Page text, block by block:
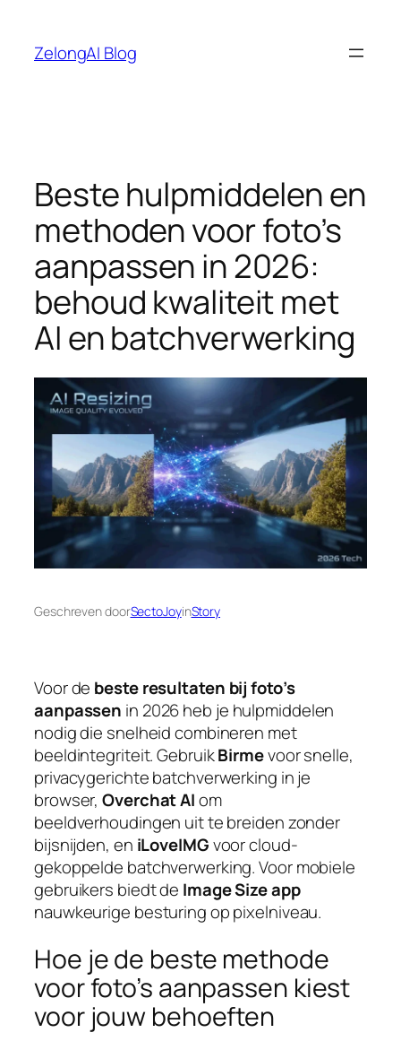
ZelongAI Blog
Beste hulpmiddelen en
methoden voor foto’s
aanpassen in 2026:
behoud kwaliteit met
AI en batchverwerking
Geschreven doorSectoJoyinStory
Voor de beste resultaten bij foto’s
aanpassen in 2026 heb je hulpmiddelen
nodig die snelheid combineren met
beeldintegriteit. GebruikBirmevoor snelle,
privacygerichte batchverwerking in je
browser,Overchat AIom
beeldverhoudingen uit te breiden zonder
bijsnijden, en iLoveIMGvoor cloud-
gekoppelde batchverwerking. Voor mobiele
gebruikers biedt de Image Size app
nauwkeurige besturing op pixelniveau.
Hoe je de beste methode
voor foto’s aanpassen kiest
voor jouw behoeften